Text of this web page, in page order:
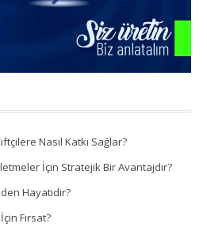
Nasıl Katkı Sağlar?
İçin Stratejik Bir Avantajdır?
Hayatidir?
Fırsat?